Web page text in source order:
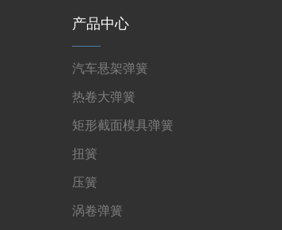
产品中心
汽车悬架弹簧
热卷大弹簧
矩形截面模具弹簧
扭簧
压簧
涡卷弹簧